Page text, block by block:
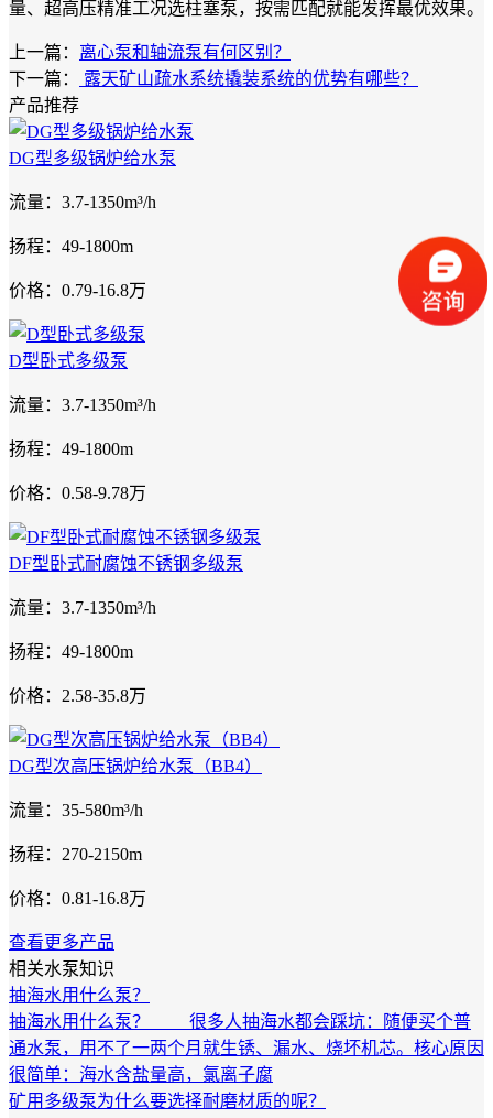
量、超高压精准工况选柱塞泵，按需匹配就能发挥最优效果。
上一篇： 离心泵和轴流泵有何区别？
下一篇：
露天矿山疏水系统撬装系统的优势有哪些？
产品推荐
DG型多级锅炉给水泵
流量：3.7-1350m³/h
扬程：49-1800m
价格：0.79-16.8万
D型卧式多级泵
流量：3.7-1350m³/h
扬程：49-1800m
价格：0.58-9.78万
DF型卧式耐腐蚀不锈钢多级泵
流量：3.7-1350m³/h
扬程：49-1800m
价格：2.58-35.8万
DG型次高压锅炉给水泵（BB4）
流量：35-580m³/h
扬程：270-2150m
价格：0.81-16.8万
查看更多产品
相关水泵知识
抽海水用什么泵？
抽海水用什么泵？ 很多人抽海水都会踩坑：随便买个普
通水泵，用不了一两个月就生锈、漏水、烧坏机芯。核心原因
很简单：海水含盐量高，氯离子腐
矿用多级泵为什么要选择耐磨材质的呢？